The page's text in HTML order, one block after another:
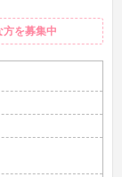
方を募集中